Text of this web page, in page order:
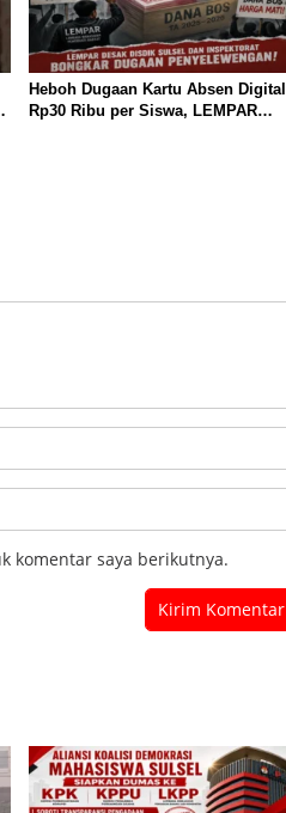
Heboh Dugaan Kartu Absen Digital
Rp30 Ribu per Siswa, LEMPAR
komentar saya berikutnya.